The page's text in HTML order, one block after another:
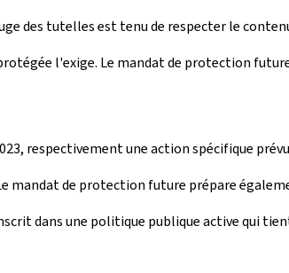
des tutelles est tenu de respecter le
l'exige. Le mandat de protection
respectivement une action spécifique
mandat de protection future prépare
dans une politique publique active qui